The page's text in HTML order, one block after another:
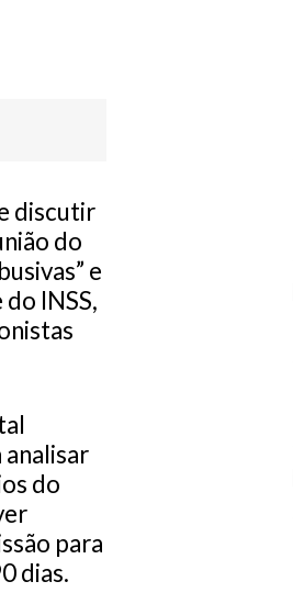
discutir
do
e
INSS,
do
para
dias.